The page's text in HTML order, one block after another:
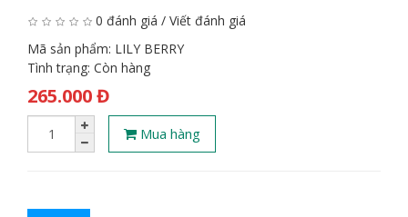
0 đánh giá / Viết đánh giá
Mã sản phẩm: LILY BERRY
Tình trạng: Còn hàng
265.000 Đ
Mua hàng